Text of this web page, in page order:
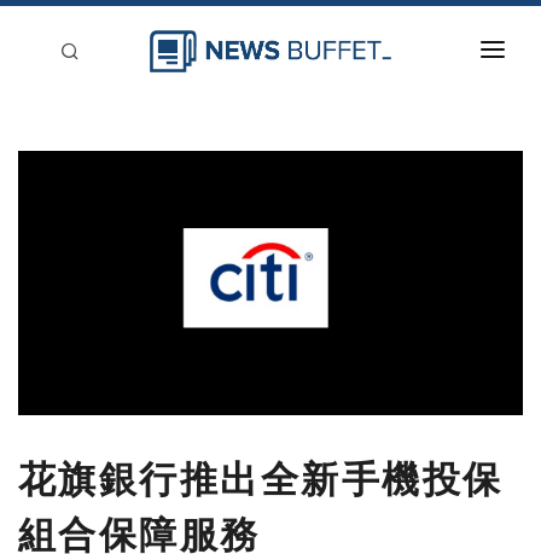
花旗銀行推出全新手機投保
組合保障服務